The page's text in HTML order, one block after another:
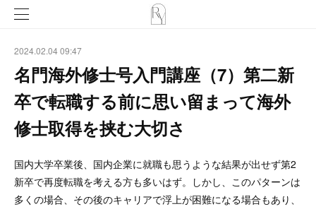
2024.02.04 09:47
名門海外修士号入門講座（7）第二新
卒で転職する前に思い留まって海外
修士取得を挟む大切さ
国内大学卒業後、国内企業に就職も思うような結果が出せず第2
新卒で再度転職を考える方も多いはず。しかし、このパターンは
多くの場合、その後のキャリアで浮上が困難になる場合もあり、